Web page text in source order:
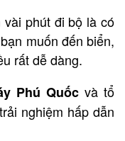
phút đi bộ là có
muốn đến biển,
rất dễ dàng.
Phú Quốcvà tổ
nghiệm hấp dẫn